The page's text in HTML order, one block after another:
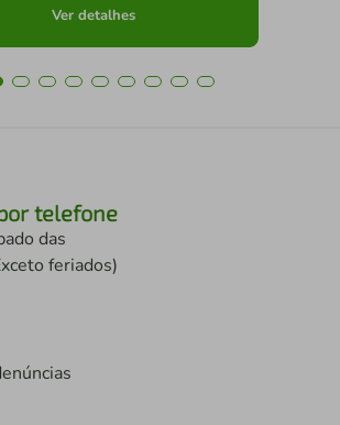
Ver detalhes
telefone
das
feriados)